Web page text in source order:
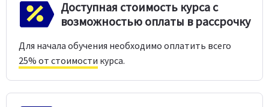
Доступная стоимость курса с
возможностью оплаты в рассрочку
Для начала обучения необходимо оплатить всего
25% от стоимости курса.